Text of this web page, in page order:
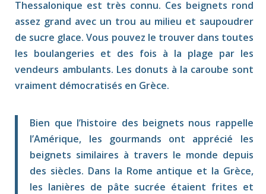
Thessalonique est très connu. Ces beignets rond
assez grand avec un trou au milieu et saupoudrer
de sucre glace. Vous pouvez le trouver dans toutes
les boulangeries et des fois à la plage par les
vendeurs ambulants. Les donuts à la caroube sont
vraiment démocratisés en Grèce.
Bien que l’histoire des beignets nous rappelle
l’Amérique, les gourmands ont apprécié les
beignets similaires à travers le monde depuis
des siècles. Dans la Rome antique et la Grèce,
les lanières de pâte sucrée étaient frites et